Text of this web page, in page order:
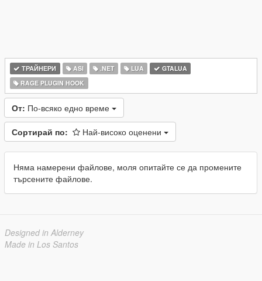
ТРАЙНЕРИ ASI .NET LUA
GTALUA
RAGE PLUGIN HOOK
От: По-всяко едно време
Сортирай по: Най-високо оценени
Няма намерени файлове, моля опитайте се да промените
търсените файлове.
Designed in Alderney
Made in Los Santos